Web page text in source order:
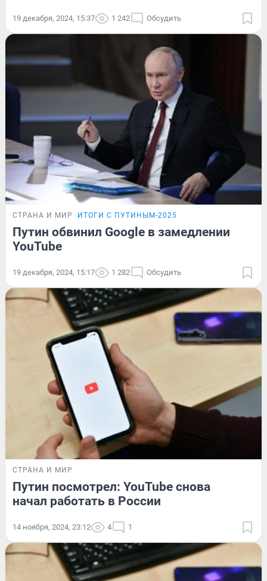
19 декабря, 2024, 15:37 1 242 Обсудить
СТРАНА И МИР ИТОГИ С ПУТИНЫМ-2025
Путин обвинил Google в замедлении
YouTube
19 декабря, 2024, 15:17 1 282 Обсудить
СТРАНА И МИР
Путин посмотрел: YouTube снова
начал работать в России
14 ноября, 2024, 23:12 4 1